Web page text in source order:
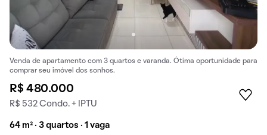
Venda de apartamento com 3 quartos e varanda. Ótima oportunidade para
comprar seu imóvel dos sonhos.
R$ 480.000
R$ 532 Condo. + IPTU
64 m² · 3 quartos · 1 vaga